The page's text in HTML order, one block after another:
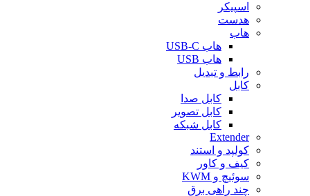
اسپیکر
هدست
هاب
هاب USB-C
هاب USB
رابط و تبدیل
کابل
کابل صدا
کابل تصویر
کابل شبکه
Extender
کولپد و استند
کیف و کاور
سوئیچ و KWM
چند راهی برق